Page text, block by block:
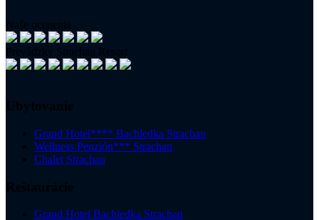
Naše ocenenia
Prevádzky Strachan Resort
Ubytovanie
Grand Hotel**** Bachledka Strachan
Wellness Penzión*** Strachan
Chalet Strachan
Reštaurácie
Grand Hotel Bachledka Strachan